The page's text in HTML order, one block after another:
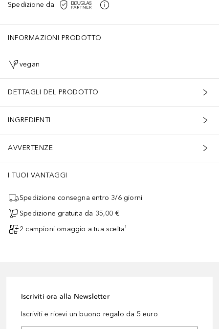
Spedizione da
INFORMAZIONI PRODOTTO
vegan
DETTAGLI DEL PRODOTTO
INGREDIENTI
AVVERTENZE
I TUOI VANTAGGI
Spedizione consegna entro 3/6 giorni
Spedizione gratuita da 35,00 €
2 campioni omaggio a tua scelta¹
Iscriviti ora alla Newsletter
Iscriviti e ricevi un buono regalo da 5 euro